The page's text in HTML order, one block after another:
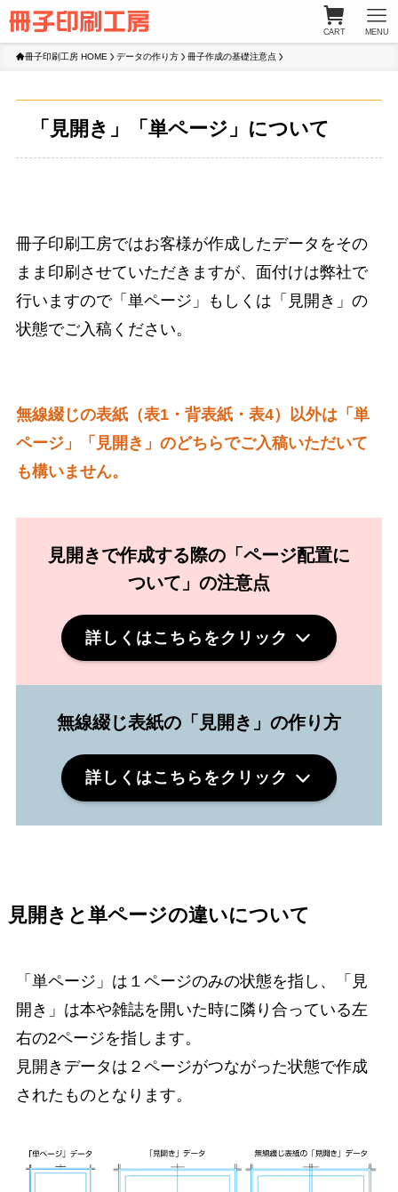
CART MENU
冊子印刷工房 HOME データの作り方 冊子作成の基礎注意点
「見開き」「単ページ」について
冊子印刷工房ではお客様が作成したデータをその
まま印刷させていただきますが、面付けは弊社で
行いますので「単ページ」もしくは「見開き」の
状態でご入稿ください。
無線綴じの表紙（表1・背表紙・表4）以外は「単
ページ」「見開き」のどちらでご入稿いただいて
も構いません。
見開きで作成する際の「ページ配置に
ついて」の注意点
詳しくはこちらをクリック
無線綴じ表紙の「見開き」の作り方
詳しくはこちらをクリック
見開きと単ページの違いについて
「単ページ」は１ページのみの状態を指し、「見
開き」は本や雑誌を開いた時に隣り合っている左
右の2ページを指します。
見開きデータは２ページがつながった状態で作成
されたものとなります。